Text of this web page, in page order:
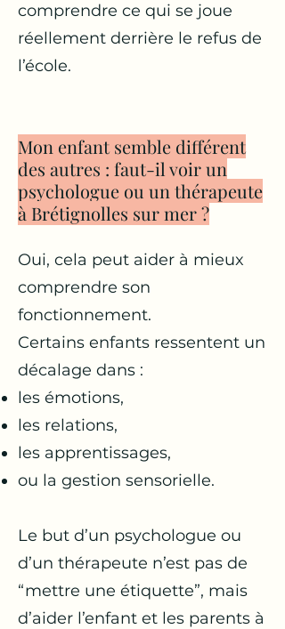
comprendre ce qui se joue
réellement derrière le refus de
l’école.
Mon enfant semble différent
des autres : faut-il voir un
psychologue ou un thérapeute
à Brétignolles sur mer ?
Oui, cela peut aider à mieux
comprendre son
fonctionnement.
Certains enfants ressentent un
décalage dans :
les émotions,
les relations,
les apprentissages,
ou la gestion sensorielle.
Le but d’un psychologue ou
d’un thérapeute n’est pas de
“mettre une étiquette”, mais
d’aider l’enfant et les parents à